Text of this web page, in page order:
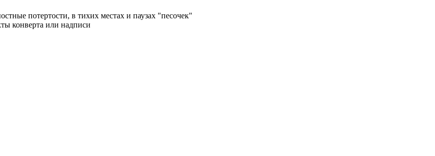
потертости, в тихих местах и паузах "песочек"
конверта или надписи